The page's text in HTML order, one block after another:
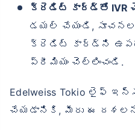
క్రెడిట్ కార్డ్‌తో IVR
డయల్ చేయండి,
క్రెడిట్ కార్డ్‌ని
ప్రీమియం చెల్లించండి.
Edelweiss Tokio లైఫ్
చేయడానికి, మీరు ఈ